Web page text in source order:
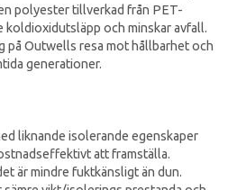
polyester tillverkad från PET-
och minskar avfall.
på Outwells resa mot hållbarhet och
generationer.
liknande isolerande egenskaper
att framställa.
är mindre fuktkänsligt än dun.